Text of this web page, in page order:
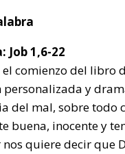
Job 1,6-22
comienzo del libro
personalizada y
del mal, sobre todo
buena, inocente y
quiere decir que